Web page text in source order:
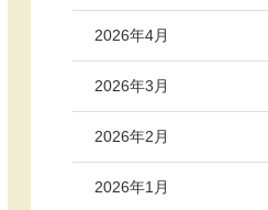
2026年4月
2026年3月
2026年2月
2026年1月